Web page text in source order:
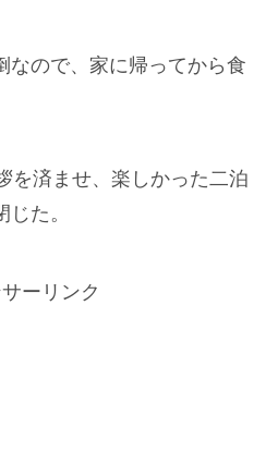
なので、家に帰ってから食
を済ませ、楽しかった二泊
た。
ーリンク